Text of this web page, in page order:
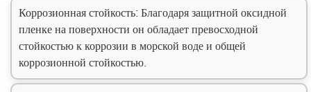
Коррозионная стойкость: Благодаря защитной оксидной
пленке на поверхности он обладает превосходной
стойкостью к коррозии в морской воде и общей
коррозионной стойкостью.